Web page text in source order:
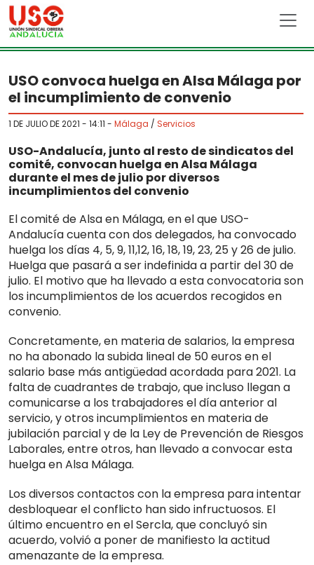
Skip to main content
USO convoca huelga en Alsa Málaga por
el incumplimiento de convenio
1 DE JULIO DE 2021 - 14:11 - Málaga / Servicios
USO-Andalucía, junto al resto de sindicatos del
comité, convocan huelga en Alsa Málaga
durante el mes de julio por diversos
incumplimientos del convenio
El comité de Alsa en Málaga, en el que USO-
Andalucía cuenta con dos delegados, ha convocado
huelga los días 4, 5, 9, 11,12, 16, 18, 19, 23, 25 y 26 de julio.
Huelga que pasará a ser indefinida a partir del 30 de
julio. El motivo que ha llevado a esta convocatoria son
los incumplimientos de los acuerdos recogidos en
convenio.
Concretamente, en materia de salarios, la empresa
no ha abonado la subida lineal de 50 euros en el
salario base más antigüedad acordada para 2021. La
falta de cuadrantes de trabajo, que incluso llegan a
comunicarse a los trabajadores el día anterior al
servicio, y otros incumplimientos en materia de
jubilación parcial y de la Ley de Prevención de Riesgos
Laborales, entre otros, han llevado a convocar esta
huelga en Alsa Málaga.
Los diversos contactos con la empresa para intentar
desbloquear el conflicto han sido infructuosos. El
último encuentro en el Sercla, que concluyó sin
acuerdo, volvió a poner de manifiesto la actitud
amenazante de la empresa.